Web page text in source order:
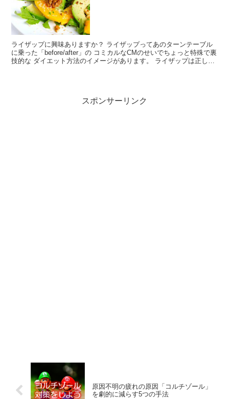
ライザップに興味ありますか？ ライザップってあのターンテーブル
に乗った「before/after」の コミカルなCMのせいでちょっと特殊で裏
技的な ダイエット方法のイメージがあります。 ライザップは正しく
スポンサーリンク
原因不明の疲れの原因「コルチゾール」
を劇的に減らす5つの手法